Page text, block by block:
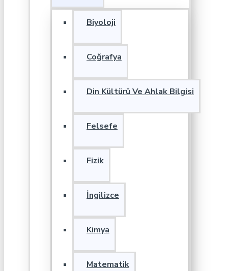
Biyoloji
Coğrafya
Din Kültürü Ve Ahlak Bilgisi
Felsefe
Fizik
İngilizce
Kimya
Matematik